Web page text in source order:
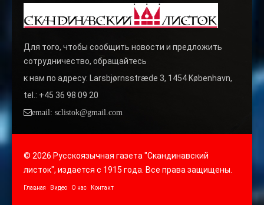
Для того, чтобы сообщить новости и предложить
сотрудничество, обращайтесь
к нам по адресу: Larsbjørnsstræde 3, 1454 København,
tel.: +45 36 98 09 20
email: sclistok@gmail.com
© 2026 Русскоязычная газета "Скандинавский
листок", издается с 1915 года. Все права защищены.
Главная Видео О нас Контакт